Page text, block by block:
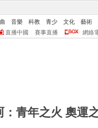
音樂 科教 青少 文化
藝術
直播中國 賽事直播 網絡
：青年之火 奧運